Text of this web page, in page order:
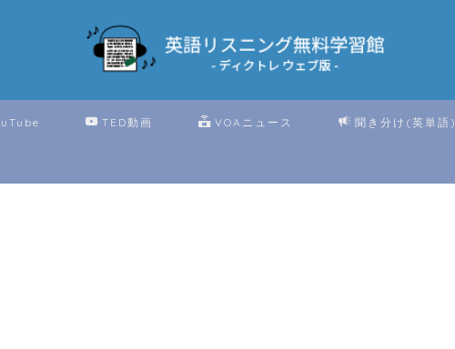
TED動画 VOAニュース 聞き分け(英単語)